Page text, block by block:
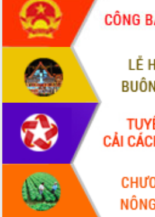
món ăn từ sầu riêng
Đắk Lắk công bố Quy hoạch và xúc
tiến đầu tư tỉnh
Ngành cá ngừ Đắk Lắk chủ động thích
ứng để giữ vững thị trường xuất khẩu
Diễn đàn Kinh tế tư nhân Việt Nam đột
phá cơ chế - Hợp tác công tư
Đề án 06 tạo bước ngoặt đột phá trong
cải cách hành chính tỉnh Đắk Lắk
Kết nối tour, đẩy mạnh chuyển đổi số
để phát triển du lịch Đắk Lắk
Khởi động Dự án Đầu tư xây dựng hạ
tầng kỹ thuật Cụm công nghiệp Tân
Gặp mặt các cơ quan báo chí nhân Kỷ
niệm 101 năm Ngày Báo chí Cách
mạng Việt Nam